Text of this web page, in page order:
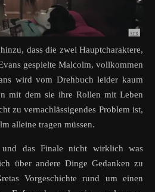
dass die zwei Hauptcharaktere,
gespielte Malcolm, vollkommen
wird vom Drehbuch leider kaum
mit dem sie ihre Rollen mit Leben
zu vernachlässigendes Problem ist,
alleine tragen müssen.
und das Finale nicht wirklich was
über andere Dinge Gedanken zu
Vorgeschichte rund um einen